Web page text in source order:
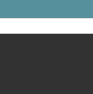
ARTICLES